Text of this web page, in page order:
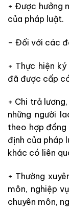
+ Được hưởng
của pháp luật.
– Đối với các
+ Thực hiện
đã được cấp
+ Chi trả
những người
theo hợp
định của pháp
khác có liên
+ Thường
môn, nghiệp
chuyên môn,